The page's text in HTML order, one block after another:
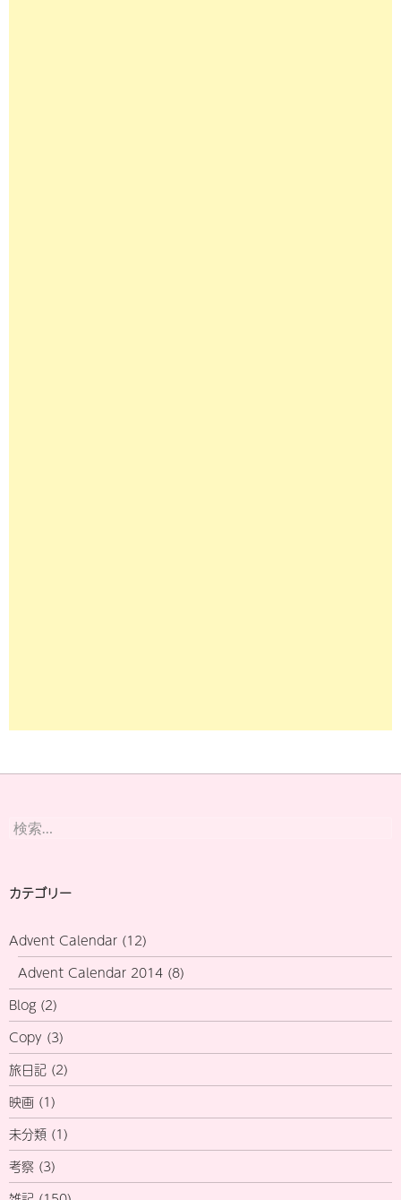
検
索:
カテゴリー
Advent Calendar (12)
Advent Calendar 2014 (8)
Blog (2)
Copy (3)
旅日記 (2)
映画 (1)
未分類 (1)
考察 (3)